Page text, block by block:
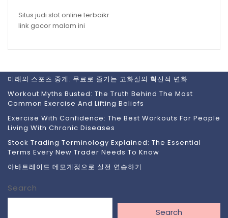
Situs judi slot online terbaikr
link gacor malam ini
미래의 스포츠 중계: 무료로 즐기는 고화질의 혁신적 변화
Workout Myths Busted: The Truth Behind The Most
Common Exercise And Lifting Beliefs
Exercise With Confidence: The Best Workouts For People
Living With Chronic Diseases
Stock Trading Terminology Explained: The Essential
Terms Every New Trader Needs To Know
아바트레이드 데모계정으로 실전 연습하기
Search
Search